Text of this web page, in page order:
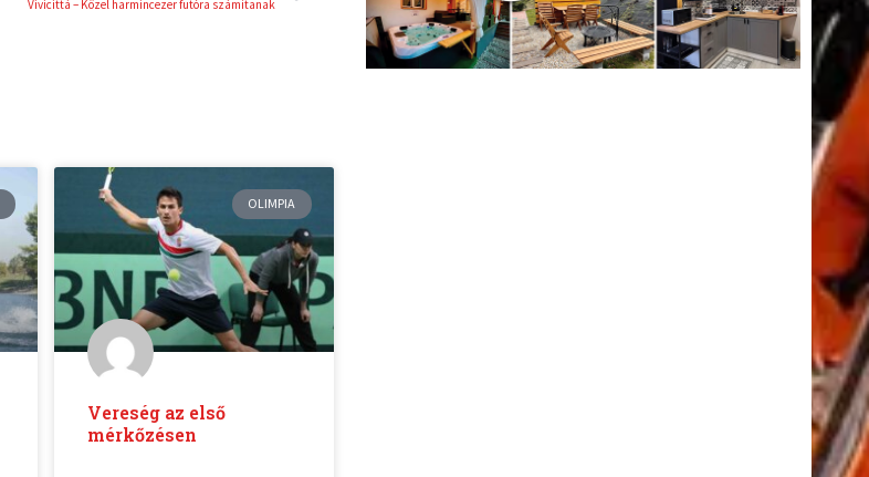
Vivicittá – Közel harmincezer futóra számítanak
OLIMPIA
Vereség az első
mérkőzésen